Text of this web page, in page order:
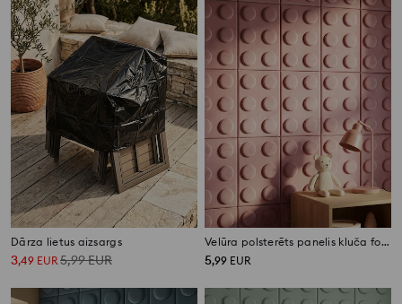
Dārza lietus aizsargs
3,49 EUR5,99EUR
Velūra polsterēts panelis kluča formā
5,99 EUR